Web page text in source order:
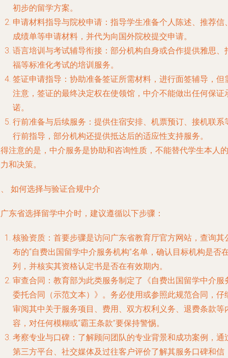
初步的留学方案。
申请材料指导与院校申请 ：指导学生准备个人陈述、推荐信
成绩单等申请材料，并代为向国外院校提交申请。
语言培训与考试辅导衔接 ：部分机构自身或合作提供雅思、
福等标准化考试的培训服务。
签证申请指导 ：协助准备签证所需材料，进行面签辅导，但
注意，签证的最终决定权在使领馆，中介不能做出任何保证
诺。
行前准备与后续服务 ：提供住宿安排、机票预订、接机联系
行前指导，部分机构还提供抵达后的适应性支持服务。
注意的是，中介服务是协助和咨询性质，不能替代学生本人的
和决策。
如何选择与验证合规中介
东省选择留学中介时，建议遵循以下步骤：
核验资质 ：首要步骤是访问广东省教育厅官方网站，查询其
布的“自费出国留学中介服务机构”名单，确认目标机构是否
列，并核实其资格认定书是否在有效期内。
审查合同 ：教育部为此类服务制定了《自费出国留学中介服
委托合同（示范文本）》。务必使用或参照此规范合同，仔
审阅其中关于服务项目、费用、双方权利义务、退费条款等
容，对任何模糊或“霸王条款”要保持警惕。
考察专业与口碑 ：了解顾问团队的专业背景和成功案例，通
第三方平台、社交媒体及过往客户评价了解其服务口碑和信